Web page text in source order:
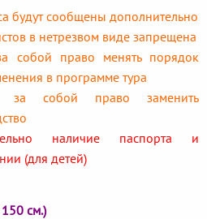
будут сообщены дополнительно
в нетрезвом виде запрещена
собой право менять порядок
в программе тура
за собой право заменить
наличие паспорта и
(для детей)
см.)